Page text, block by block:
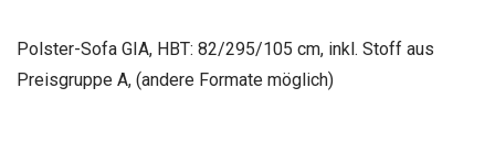
Polster-Sofa GIA, HBT: 82/295/105 cm, inkl. Stoff aus
Preisgruppe A, (andere Formate möglich)